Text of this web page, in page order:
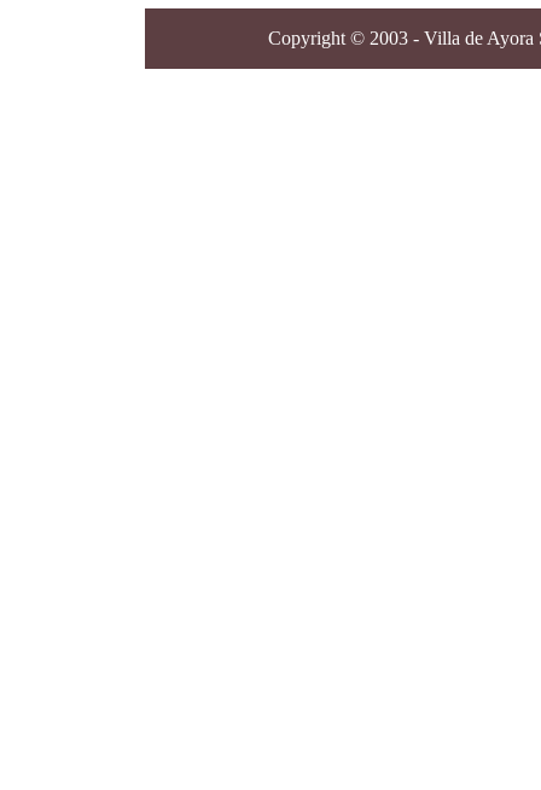
Copyright © 2003 - Villa de Ayora